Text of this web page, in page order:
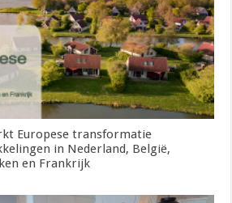
Europese transformatie
in Nederland, België,
en Frankrijk